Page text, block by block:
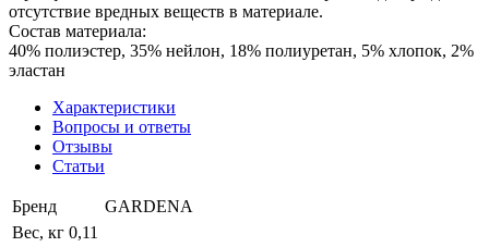
отсутствие вредных веществ в материале.
Состав материала:
40% полиэстер, 35% нейлон, 18% полиуретан, 5% хлопок, 2%
эластан
Характеристики
Вопросы и ответы
Отзывы
Статьи
Бренд
GARDENA
Вес, кг 0,11